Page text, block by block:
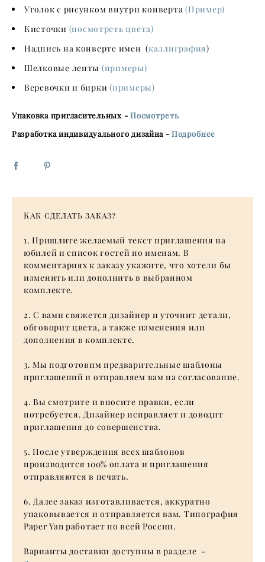
Уголок с рисунком внутри конверта(Пример)
Кисточки (посмотреть цвета)
Надпись на конверте имен (каллиграфия)
Шелковые ленты (примеры)
Веревочки и бирки(примеры)
Упаковка пригласительных -Посмотреть
Разработка индивидуального дизайна -Подробнее
Как сделать заказ?
1. Пришлите желаемый текст приглашения на
юбилей и список гостей по именам. В
комментариях к заказу укажите, что хотели бы
изменить или дополнить в выбранном
комплекте.
2. С вами свяжется дизайнер и уточнит детали,
обговорит цвета, а также изменения или
дополнения в комплекте.
3. Мы подготовим предварительные шаблоны
приглашений и отправляем вам на согласование.
4. Вы смотрите и вносите правки, если
потребуется. Дизайнер исправляет и доводит
приглашения до совершенства.
5. После утверждения всех шаблонов
производится 100% оплата и приглашения
отправляются в печать.
6. Далее заказ изготавливается, аккуратно
упаковывается и отправляется вам. Типография
Paper Yan работает по всей России.
Варианты доставки доступны в разделе -